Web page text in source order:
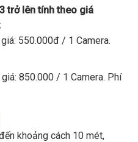
trở lên tính theo giá
550.000đ / 1 Camera.
850.000 / 1 Camera. Phí
khoảng cách 10 mét,